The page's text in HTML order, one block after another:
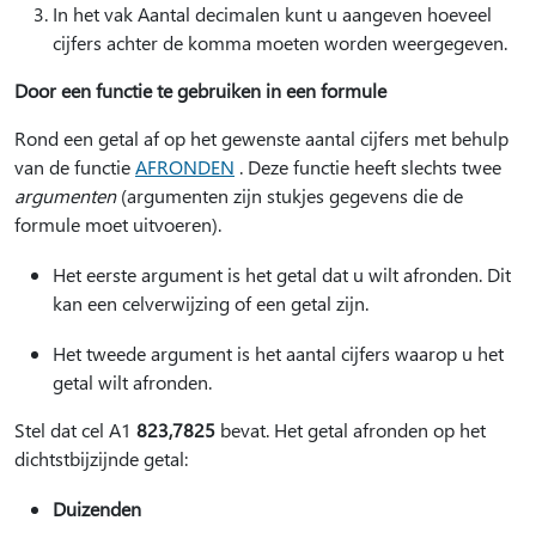
In het vak Aantal decimalen kunt u aangeven hoeveel
cijfers achter de komma moeten worden weergegeven.
Door een functie te gebruiken in een formule
Rond een getal af op het gewenste aantal cijfers met behulp
van de functieAFRONDEN . Deze functie heeft slechts twee
argumenten(argumenten zijn stukjes gegevens die de
formule moet uitvoeren).
Het eerste argument is het getal dat u wilt afronden. Dit
kan een celverwijzing of een getal zijn.
Het tweede argument is het aantal cijfers waarop u het
getal wilt afronden.
Stel dat cel A1 823,7825 bevat. Het getal afronden op het
dichtstbijzijnde getal:
Duizenden